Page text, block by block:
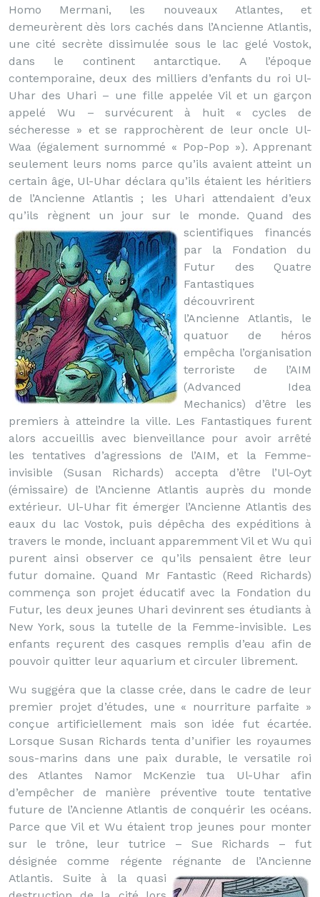
Homo Mermani, les nouveaux Atlantes, et
demeurèrent dès lors cachés dans l’Ancienne Atlantis,
une cité secrète dissimulée sous le lac gelé Vostok,
dans le continent antarctique. A l’époque
contemporaine, deux des milliers d’enfants du roi Ul-
Uhar des Uhari – une fille appelée Vil et un garçon
appelé Wu – survécurent à huit « cycles de
sécheresse » et se rapprochèrent de leur oncle Ul-
Waa (également surnommé « Pop-Pop »). Apprenant
seulement leurs noms parce qu’ils avaient atteint un
certain âge, Ul-Uhar déclara qu’ils étaient les héritiers
de l’Ancienne Atlantis ; les Uhari attendaient d’eux
qu’ils règnent un jour sur le monde. Quand des
scientifiques financés
par la Fondation du
Futur des Quatre
Fantastiques
découvrirent
l’Ancienne Atlantis, le
quatuor de héros
empêcha l’organisation
terroriste de l’AIM
(Advanced Idea
Mechanics) d’être les
premiers à atteindre la ville. Les Fantastiques furent
alors accueillis avec bienveillance pour avoir arrêté
les tentatives d’agressions de l’AIM, et la Femme-
invisible (Susan Richards) accepta d’être l’Ul-Oyt
(émissaire) de l’Ancienne Atlantis auprès du monde
extérieur. Ul-Uhar fit émerger l’Ancienne Atlantis des
eaux du lac Vostok, puis dépêcha des expéditions à
travers le monde, incluant apparemment Vil et Wu qui
purent ainsi observer ce qu’ils pensaient être leur
futur domaine. Quand Mr Fantastic (Reed Richards)
commença son projet éducatif avec la Fondation du
Futur, les deux jeunes Uhari devinrent ses étudiants à
New York, sous la tutelle de la Femme-invisible. Les
enfants reçurent des casques remplis d’eau afin de
pouvoir quitter leur aquarium et circuler librement.
Wu suggéra que la classe crée, dans le cadre de leur
premier projet d’études, une « nourriture parfaite »
conçue artificiellement mais son idée fut écartée.
Lorsque Susan Richards tenta d’unifier les royaumes
sous-marins dans une paix durable, le versatile roi
des Atlantes Namor McKenzie tua Ul-Uhar afin
d’empêcher de manière préventive toute tentative
future de l’Ancienne Atlantis de conquérir les océans.
Parce que Vil et Wu étaient trop jeunes pour monter
sur le trône, leur tutrice – Sue Richards – fut
désignée comme régente régnante de l’Ancienne
Atlantis. Suite à la quasi